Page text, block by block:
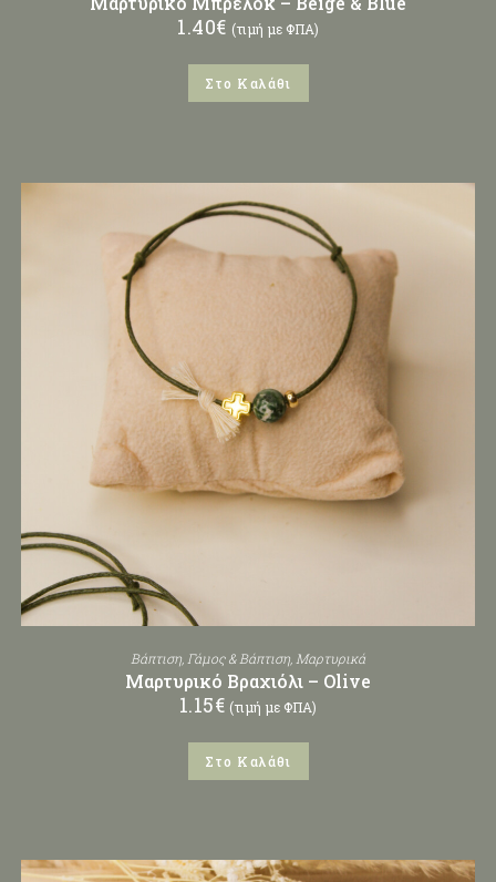
1.40€ (τιμή με ΦΠΑ)
Στο Καλάθι
Βάπτιση Γάμος & Βάπτιση Μαρτυρικά
Μαρτυρικό Βραχιόλι – Olive
1.15€ (τιμή με ΦΠΑ)
Στο Καλάθι